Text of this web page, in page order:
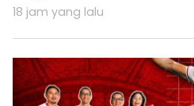
18 jam yang lalu